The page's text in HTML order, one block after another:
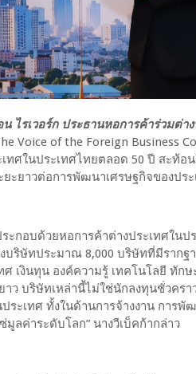
ไรเวอร์ก ประธานหอการค้าร่วมต่า
Voice of the Foreign Business
ทศในประเทศไทยตลอด 50 ปี สะท้
ะยาวต่อการพัฒนาเศรษฐกิจของปร
ระกอบด้วยหอการค้าต่างประเทศใน
บริษัทประมาณ 8,000 บริษัทที่มีรากฐ
ศ เงินทุน องค์ความรู้ เทคโนโลยี ทัก
ยาว บริษัทเหล่านี้ไม่ใช่นักลงทุนชั่วค
ระเทศ ทั้งในด้านการจ้างงาน การ
มูลค่าระดับโลก” นางวีเบ็คก้ากล่าว